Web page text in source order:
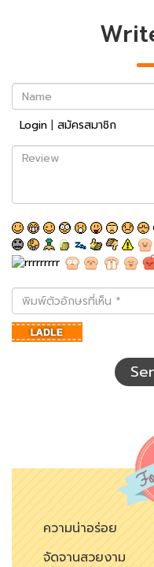
Name
Login | สมัครสมาชิก
Review
พิมพ์
ตัว
อักษร
ที่
ความน่าอร่อย
จัดจานสวยงาม